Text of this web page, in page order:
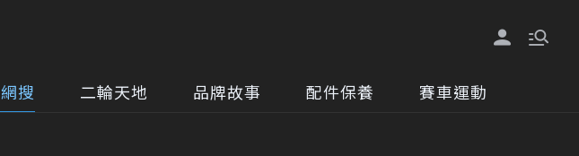
搜 二輪天地 品牌故事 配件保養 賽車運動